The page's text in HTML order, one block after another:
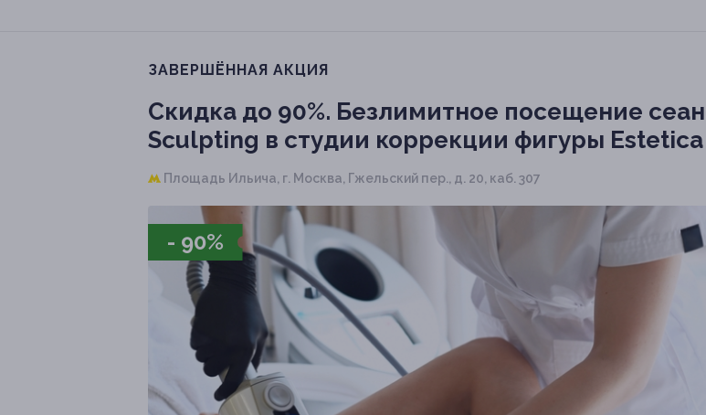
ЗАВЕРШЁННАЯ АКЦИЯ
Скидка до 90%. Безлимитное посещение
Sculpting в студии коррекции фигуры Estetica
Площадь Ильича, г. Москва, Гжельский пер., д. 20, каб. 307
- 90%